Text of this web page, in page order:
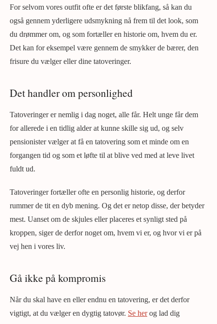
For selvom vores outfit ofte er det første blikfang, så kan du
også gennem yderligere udsmykning nå frem til det look, som
du drømmer om, og som fortæller en historie om, hvem du er.
Det kan for eksempel være gennem de smykker de bærer, den
frisure du vælger eller dine tatoveringer.
Det handler om personlighed
Tatoveringer er nemlig i dag noget, alle får. Helt unge får dem
for allerede i en tidlig alder at kunne skille sig ud, og selv
pensionister vælger at få en tatovering som et minde om en
forgangen tid og som et løfte til at blive ved med at leve livet
fuldt ud.
Tatoveringer fortæller ofte en personlig historie, og derfor
rummer de tit en dyb mening. Og det er netop disse, der betyder
mest. Uanset om de skjules eller placeres et synligt sted på
kroppen, siger de derfor noget om, hvem vi er, og hvor vi er på
vej hen i vores liv.
Gå ikke på kompromis
Når du skal have en eller endnu en tatovering, er det derfor
vigtigt, at du vælger en dygtig tatovør. Se herog lad dig